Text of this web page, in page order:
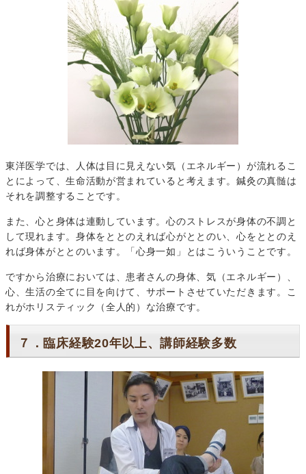
東洋医学では、人体は目に見えない気（エネルギー）が流れるこ
とによって、生命活動が営まれていると考えます。鍼灸の真髄は
それを調整することです。
また、心と身体は連動しています。心のストレスが身体の不調と
して現れます。身体をととのえれば心がととのい、心をととのえ
れば身体がととのいます。「心身一如」とはこういうことです。
ですから治療においては、患者さんの身体、気（エネルギー）、
心、生活の全てに目を向けて、サポートさせていただきます。こ
れがホリスティック（全人的）な治療です。
７．臨床経験20年以上、講師経験多数